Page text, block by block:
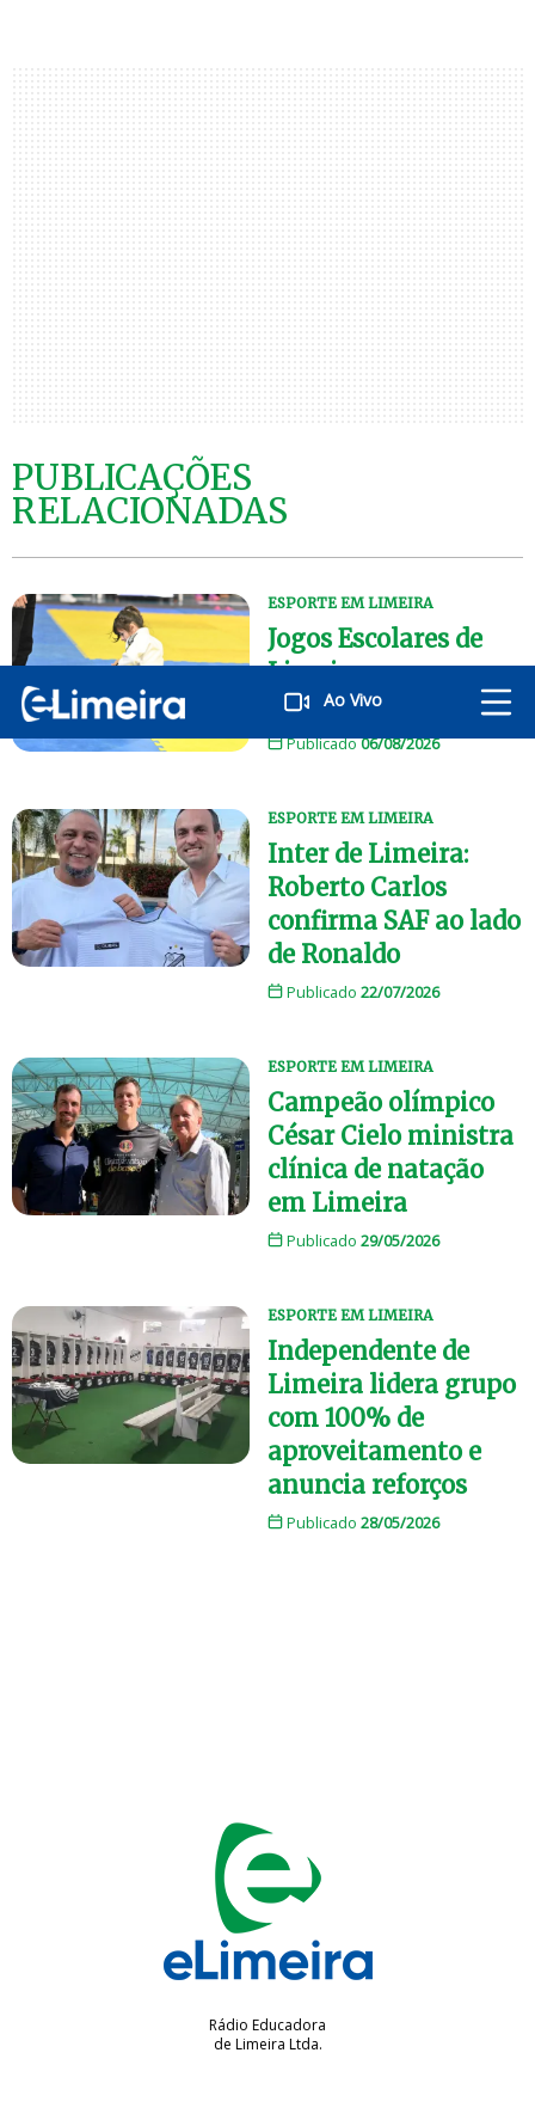
Ao Vivo
PUBLICAÇÕES
RELACIONADAS
ESPORTE EM LIMEIRA
Jogos Escolares de
Limeira começam no
dia 17 com 55 escolas
Publicado06/08/2026
ESPORTE EM LIMEIRA
Inter de Limeira:
Roberto Carlos
confirma SAF ao lado
de Ronaldo
Publicado 22/07/2026
ESPORTE EM LIMEIRA
Campeão olímpico
César Cielo ministra
clínica de natação
em Limeira
Publicado 29/05/2026
ESPORTE EM LIMEIRA
Independente de
Limeira lidera grupo
com 100% de
aproveitamento e
anuncia reforços
Publicado 28/05/2026
Rádio Educadora
de Limeira Ltda.